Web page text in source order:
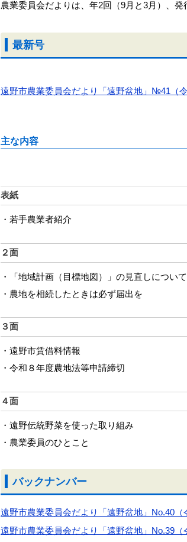
農業委員会だよりは、年2回（9月と3月）、発
最新号
遠野市農業委員会だより「遠野盆地」№41（
主な内容
表紙
・若手農業者紹介
２面
・「地域計画（目標地図）」の見直しについて
・農地を相続したときは必ず届出を
３面
・遠野市賃借料情報
・令和８年度農地法等申請締切
４面
・遠野伝統野菜を使った取り組み
・農業委員のひとこと
バックナンバー
遠野市農業委員会だより「遠野盆地」No.40
遠野市農業委員会だより「遠野盆地」No.39